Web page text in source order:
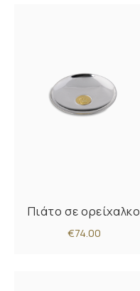
Πιάτο σε ορείχαλκο
€74.00